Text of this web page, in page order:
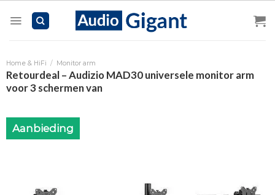
Home & HiFi / Monitor arm
Retourdeal – Audizio MAD30 universele monitor arm
voor 3 schermen van
Aanbieding